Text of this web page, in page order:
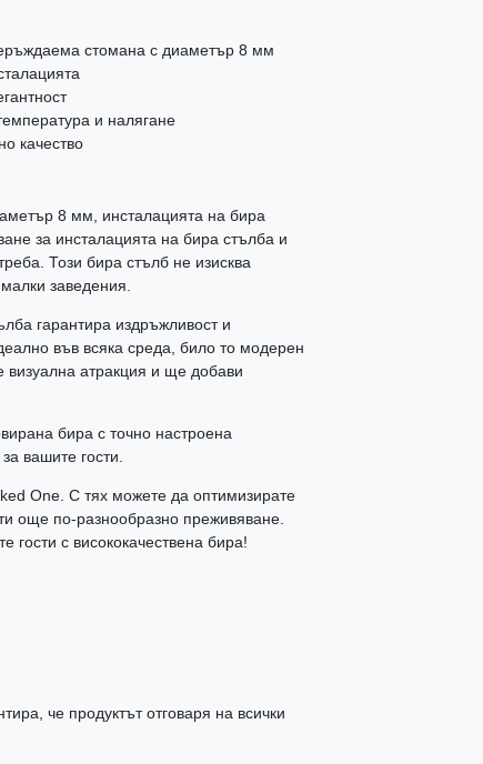
стомана с диаметър 8 мм
и налягане
качество
8 мм, инсталацията на бира
за инсталацията на бира стълба и
Този бира стълб не изисква
заведения.
гарантира издръжливост и
във всяка среда, било то модерен
атракция и ще добави
бира с точно настроена
вашите гости.
One. С тях можете да оптимизирате
още по-разнообразно преживяване.
гости с висококачествена бира!
че продуктът отговаря на всички